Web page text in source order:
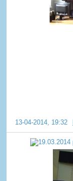
13-04-2014, 19:32